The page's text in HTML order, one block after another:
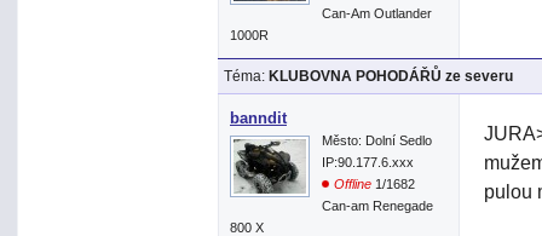
Can-Am Outlander
1000R
Téma: KLUBOVNA POHODÁŘŮ ze severu
banndit
Město: Dolní Sedlo
IP:90.177.6.xxx
Offline 1/1682
Can-am Renegade
800 X
pulou